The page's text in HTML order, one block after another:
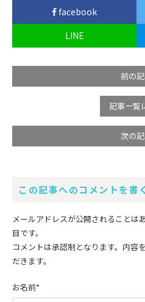
facebook
LINE
前の
記事一覧
次の
この記事へのコメントを書く
メールアドレスが公開されることは
目です。
コメントは承認制となります。内容
だきます。
お名前*